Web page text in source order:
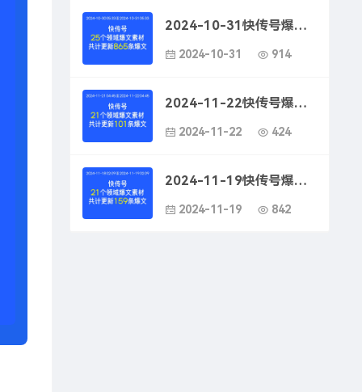
2024-10-31快传号爆款文案素材-墨鱼丸平台爆款文案标题优化
2024-10-31 914
2024-11-22快传号爆款文案素材-墨鱼丸创意营销文案
2024-11-22 424
2024-11-19快传号爆款文案素材-快传号墨鱼丸平台用户评价
2024-11-19 842